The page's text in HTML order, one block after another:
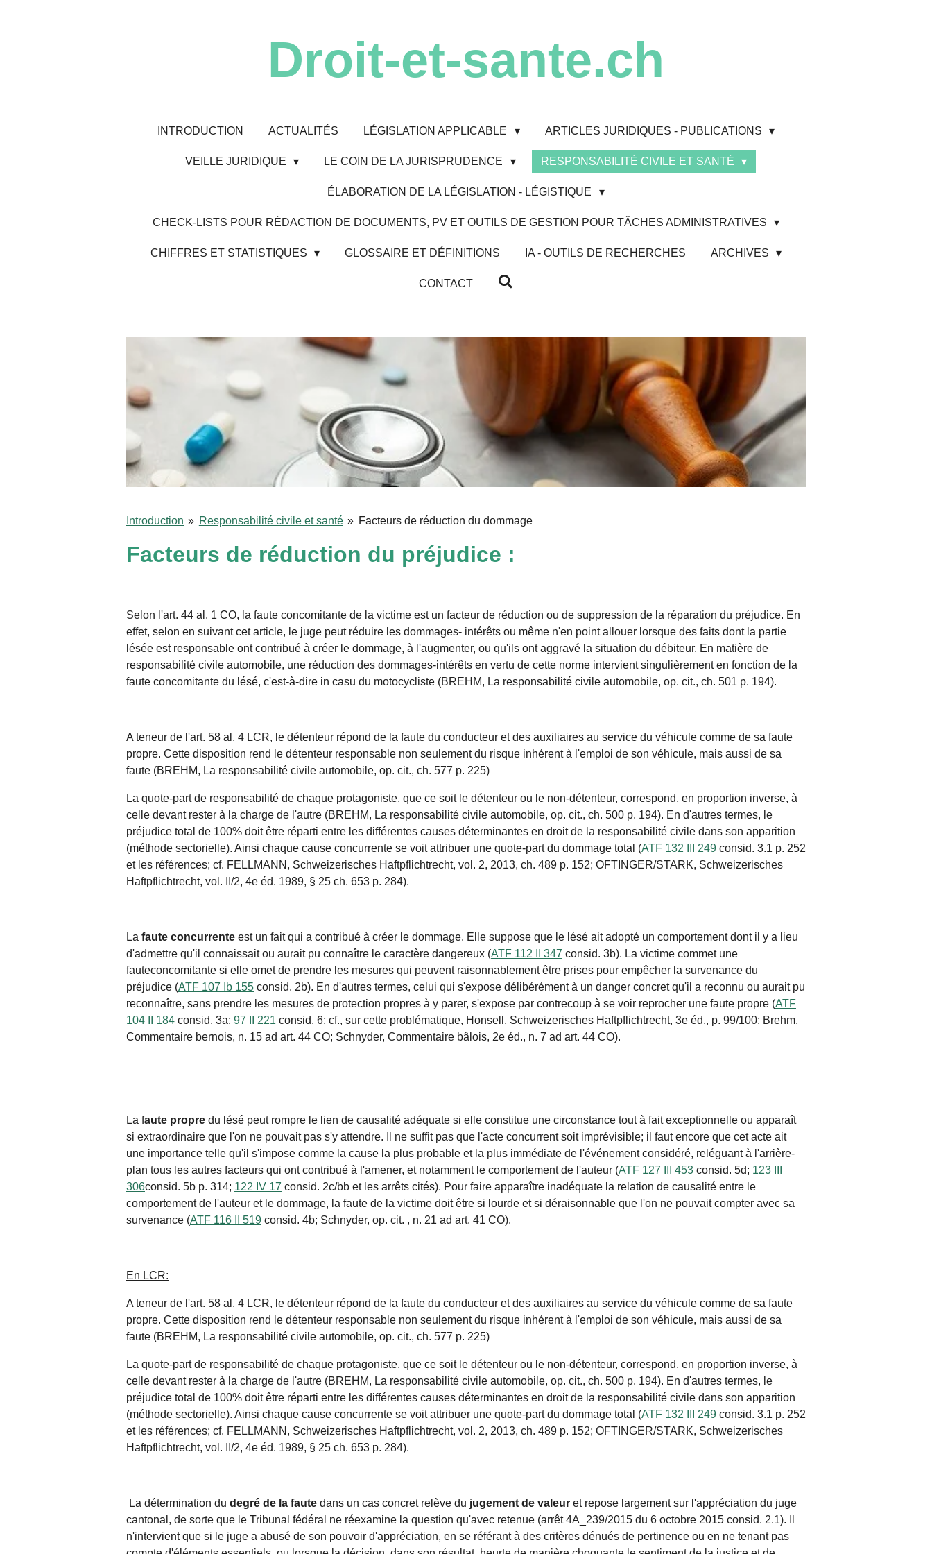
Droit-et-sante.ch
INTRODUCTION ACTUALITÉS LÉGISLATION APPLICABLE ARTICLES JURIDIQUES - PUBLICATIONS
VEILLE JURIDIQUE LE COIN DE LA JURISPRUDENCE RESPONSABILITÉ CIVILE ET SANTÉ
ÉLABORATION DE LA LÉGISLATION - LÉGISTIQUE
CHECK-LISTS POUR RÉDACTION DE DOCUMENTS, PV ET OUTILS DE GESTION POUR TÂCHES ADMINISTRATIVES
CHIFFRES ET STATISTIQUES GLOSSAIRE ET DÉFINITIONS IA - OUTILS DE RECHERCHES ARCHIVES
CONTACT
Introduction » Responsabilité civile et santé » Facteurs de réduction du dommage
Facteurs de réduction du préjudice :
Selon l'art. 44 al. 1 CO, la faute concomitante de la victime est un facteur de réduction ou de suppression de la réparation du préjudice. En
effet, selon en suivant cet article, le juge peut réduire les dommages- intérêts ou même n'en point allouer lorsque des faits dont la partie
lésée est responsable ont contribué à créer le dommage, à l'augmenter, ou qu'ils ont aggravé la situation du débiteur. En matière de
responsabilité civile automobile, une réduction des dommages-intérêts en vertu de cette norme intervient singulièrement en fonction de la
faute concomitante du lésé, c'est-à-dire in casu du motocycliste (BREHM, La responsabilité civile automobile, op. cit., ch. 501 p. 194).
A teneur de l'art. 58 al. 4 LCR, le détenteur répond de la faute du conducteur et des auxiliaires au service du véhicule comme de sa faute
propre. Cette disposition rend le détenteur responsable non seulement du risque inhérent à l'emploi de son véhicule, mais aussi de sa
faute (BREHM, La responsabilité civile automobile, op. cit., ch. 577 p. 225)
La quote-part de responsabilité de chaque protagoniste, que ce soit le détenteur ou le non-détenteur, correspond, en proportion inverse, à
celle devant rester à la charge de l'autre (BREHM, La responsabilité civile automobile, op. cit., ch. 500 p. 194). En d'autres termes, le
préjudice total de 100% doit être réparti entre les différentes causes déterminantes en droit de la responsabilité civile dans son apparition
(méthode sectorielle). Ainsi chaque cause concurrente se voit attribuer une quote-part du dommage total (ATF 132 III 249 consid. 3.1 p. 252
et les références; cf. FELLMANN, Schweizerisches Haftpflichtrecht, vol. 2, 2013, ch. 489 p. 152; OFTINGER/STARK, Schweizerisches
Haftpflichtrecht, vol. II/2, 4e éd. 1989, § 25 ch. 653 p. 284).
La faute concurrente est un fait qui a contribué à créer le dommage. Elle suppose que le lésé ait adopté un comportement dont il y a lieu
d'admettre qu'il connaissait ou aurait pu connaître le caractère dangereux (ATF 112 II 347 consid. 3b). La victime commet une
fauteconcomitante si elle omet de prendre les mesures qui peuvent raisonnablement être prises pour empêcher la survenance du
préjudice (ATF 107 Ib 155 consid. 2b). En d'autres termes, celui qui s'expose délibérément à un danger concret qu'il a reconnu ou aurait pu
reconnaître, sans prendre les mesures de protection propres à y parer, s'expose par contrecoup à se voir reprocher une faute propre (ATF
104 II 184 consid. 3a; 97 II 221 consid. 6; cf., sur cette problématique, Honsell, Schweizerisches Haftpflichtrecht, 3e éd., p. 99/100; Brehm,
Commentaire bernois, n. 15 ad art. 44 CO; Schnyder, Commentaire bâlois, 2e éd., n. 7 ad art. 44 CO).
La faute propre du lésé peut rompre le lien de causalité adéquate si elle constitue une circonstance tout à fait exceptionnelle ou apparaît
si extraordinaire que l'on ne pouvait pas s'y attendre. Il ne suffit pas que l'acte concurrent soit imprévisible; il fautencore que cet acte ait
une importance telle qu'il s'impose comme la cause la plus probable et la plus immédiate de l'événement considéré, reléguant à l'arrière-
plan tous les autres facteurs qui ont contribué à l'amener, et notamment le comportement de l'auteur (ATF 127 III 453 consid. 5d; 123 III
306consid. 5b p. 314; 122 IV 17 consid. 2c/bb et les arrêts cités). Pour faire apparaître inadéquate la relation de causalité entre le
comportement de l'auteur et le dommage, la faute de la victime doit être si lourde et si déraisonnable que l'on ne pouvait compter avec sa
survenance (ATF 116 II 519 consid. 4b; Schnyder, op. cit. , n. 21 ad art. 41 CO).
En LCR:
A teneur de l'art. 58 al. 4 LCR, le détenteur répond de la faute du conducteur et des auxiliaires au service du véhicule comme de sa faute
propre. Cette disposition rend le détenteur responsable non seulement du risque inhérent à l'emploi de son véhicule, mais aussi de sa
faute (BREHM, La responsabilité civile automobile, op. cit., ch. 577 p. 225)
La quote-part de responsabilité de chaque protagoniste, que ce soit le détenteur ou le non-détenteur, correspond, en proportion inverse, à
celle devant rester à la charge de l'autre (BREHM, La responsabilité civile automobile, op. cit., ch. 500 p. 194). En d'autres termes, le
préjudice total de 100% doit être réparti entre les différentes causes déterminantes en droit de la responsabilité civile dans son apparition
(méthode sectorielle). Ainsi chaque cause concurrente se voit attribuer une quote-part du dommage total (ATF 132 III 249 consid. 3.1 p. 252
et les références; cf. FELLMANN, Schweizerisches Haftpflichtrecht, vol. 2, 2013, ch. 489 p. 152; OFTINGER/STARK, Schweizerisches
Haftpflichtrecht, vol. II/2, 4e éd. 1989, § 25 ch. 653 p. 284).
La détermination du degré de la faute dans un cas concret relève du jugement de valeur et repose largement sur l'appréciation du juge
cantonal, de sorte que le Tribunal fédéral ne réexamine la question qu'avec retenue (arrêt 4A_239/2015 du 6 octobre 2015 consid. 2.1). Il
n'intervient que si le juge a abusé de son pouvoir d'appréciation, en se référant à des critères dénués de pertinence ou en ne tenant pas